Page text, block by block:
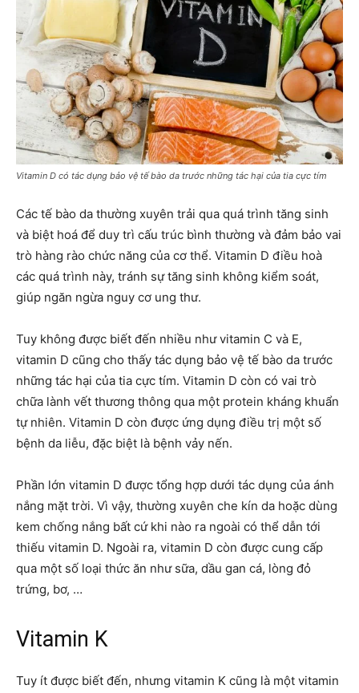
Vitamin D có tác dụng bảo vệ tế bào da trước những tác hại của tia cực tím
Các tế bào da thường xuyên trải qua quá trình tăng sinh
và biệt hoá để duy trì cấu trúc bình thường và đảm bảo vai
trò hàng rào chức năng của cơ thể. Vitamin D điều hoà
các quá trình này, tránh sự tăng sinh không kiểm soát,
giúp ngăn ngừa nguy cơ ung thư.
Tuy không được biết đến nhiều như vitamin C và E,
vitamin D cũng cho thấy tác dụng bảo vệ tế bào da trước
những tác hại của tia cực tím. Vitamin D còn có vai trò
chữa lành vết thương thông qua một protein kháng khuẩn
tự nhiên. Vitamin D còn được ứng dụng điều trị một số
bệnh da liễu, đặc biệt là bệnh vảy nến.
Phần lớn vitamin D được tổng hợp dưới tác dụng của ánh
nắng mặt trời. Vì vậy, thường xuyên che kín da hoặc dùng
kem chống nắng bất cứ khi nào ra ngoài có thể dẫn tới
thiếu vitamin D. Ngoài ra, vitamin D còn được cung cấp
qua một số loại thức ăn như sữa, dầu gan cá, lòng đỏ
trứng, bơ, …
Vitamin K
Tuy ít được biết đến, nhưng vitamin K cũng là một vitamin